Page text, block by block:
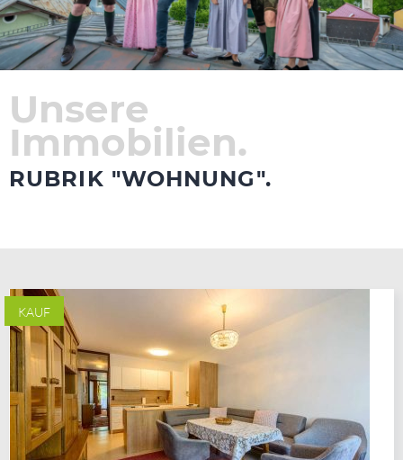
Unsere
Immobilien.
RUBRIK "WOHNUNG".
KAUF